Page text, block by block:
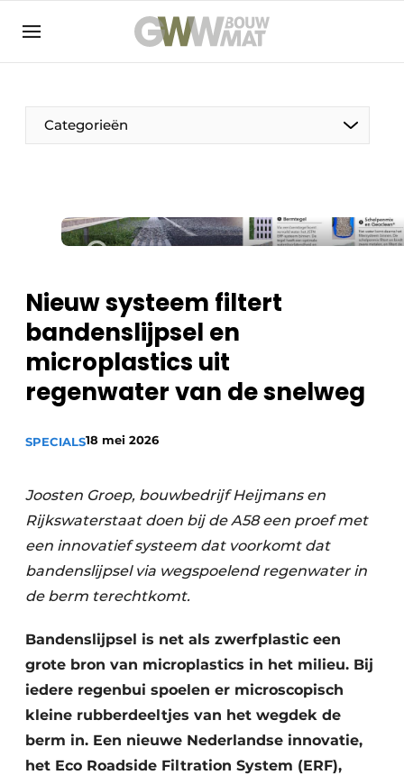
NL EN
Categorieën
De Pen
Duurzaamheid & Innovatie
Kopen/Huren/Leasen
Sloop & Recycling
Bouwtransport
Nieuw systeem filtert
bandenslijpsel en
microplastics uit
regenwater van de snelweg
SPECIALS18 mei 2026
Joosten Groep, bouwbedrijf Heijmans en
Rijkswaterstaat doen bij de A58 een proef met
een innovatief systeem dat voorkomt dat
bandenslijpsel via wegspoelend regenwater in
de berm terechtkomt.
Bandenslijpsel is net als zwerfplastic een
grote bron van microplastics in het milieu. Bij
iedere regenbui spoelen er microscopisch
kleine rubberdeeltjes van het wegdek de
berm in. Een nieuwe Nederlandse innovatie,
het Eco Roadside Filtration System (ERF),